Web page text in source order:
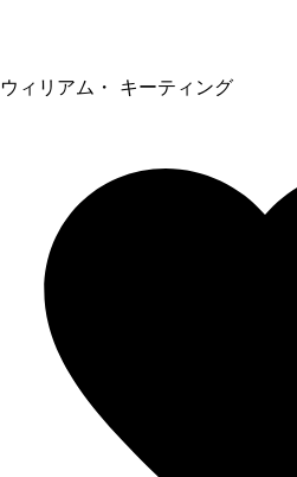
ウィリアム・ キーティング